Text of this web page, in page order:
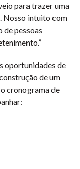
para trazer uma
Nosso intuito com
pessoas
oportunidades de
de um
o cronograma de